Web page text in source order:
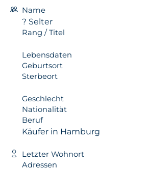
Name
? Selter
Rang / Titel
Lebensdaten
Geburtsort
Sterbeort
Geschlecht
Nationalität
Beruf
Käufer in Hamburg
Letzter Wohnort
Adressen